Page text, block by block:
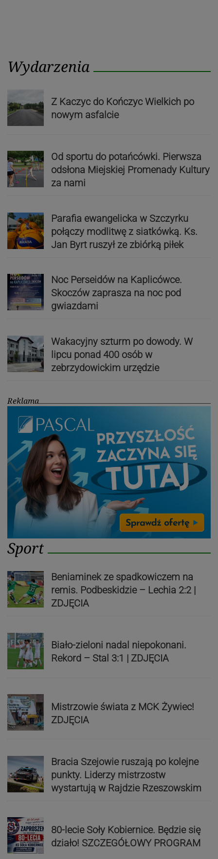
Wydarzenia
Z Kaczyc do Kończyc Wielkich po
nowym asfalcie
Od sportu do potańcówki. Pierwsza
odsłona Miejskiej Promenady Kultury
za nami
Parafia ewangelicka w Szczyrku
połączy modlitwę z siatkówką. Ks.
Jan Byrt ruszył ze zbiórką piłek
Noc Perseidów na Kaplicówce.
Skoczów zaprasza na noc pod
gwiazdami
Wakacyjny szturm po dowody. W
lipcu ponad 400 osób w
zebrzydowickim urzędzie
Reklama
Sport
Beniaminek ze spadkowiczem na
remis. Podbeskidzie – Lechia 2:2 |
ZDJĘCIA
Biało-zieloni nadal niepokonani.
Rekord – Stal 3:1 | ZDJĘCIA
Mistrzowie świata z MCK Żywiec!
ZDJĘCIA
Bracia Szejowie ruszają po kolejne
punkty. Liderzy mistrzostw
wystartują w Rajdzie Rzeszowskim
80-lecie Soły Kobiernice. Będzie się
działo! SZCZEGÓŁOWY PROGRAM